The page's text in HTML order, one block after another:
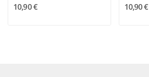
10,90 € 10,90 €